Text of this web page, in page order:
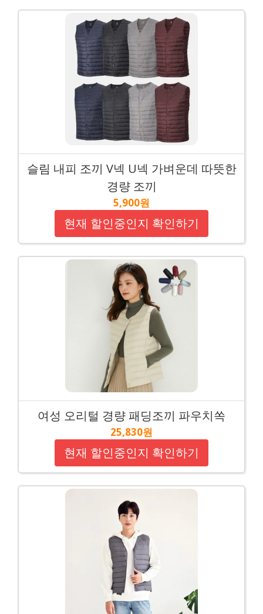
슬림 내피 조끼 V넥 U넥 가벼운데 따뜻한
경량 조끼
5,900원
현재 할인중인지 확인하기
여성 오리털 경량 패딩조끼 파우치쏙
25,830원
현재 할인중인지 확인하기